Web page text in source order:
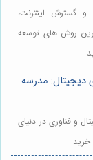
و گسترش اینترنت،
روش های توسعه
دیجیتال: مدرسه
و فناوری در دنیای